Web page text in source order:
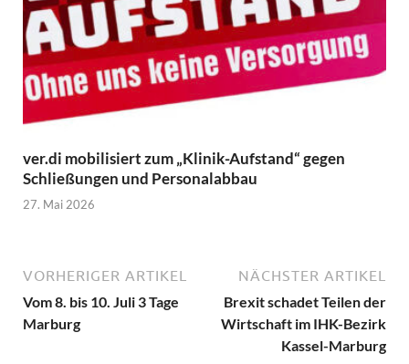
ver.di mobilisiert zum „Klinik-Aufstand“ gegen
Schließungen und Personalabbau
27. Mai 2026
VORHERIGER ARTIKEL
Vom 8. bis 10. Juli 3 Tage
Marburg
NÄCHSTER ARTIKEL
Brexit schadet Teilen der
Wirtschaft im IHK-Bezirk
Kassel-Marburg